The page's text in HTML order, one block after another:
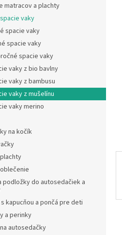
matracov a plachty
vaky
spacie vaky
spacie vaky
spacie vaky
vaky z bio bavlny
vaky z bambusu
vaky z mušelínu
vaky merino
na kočík
podložky do autosedačiek a
kapucňou a pončá pre deti
a perinky
autosedačky